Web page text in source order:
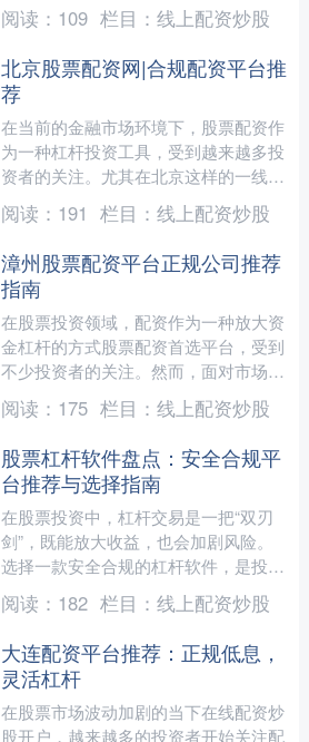
规渠道至关重要。本文将为您解析杠杆
股票交易平台的核心要点，....
阅读： 109 栏目： 线上配资炒股
北京股票配资网|合规配资平台推
荐
在当前的金融市场环境下，股票配资作
为一种杠杆投资工具，受到越来越多投
资者的关注。尤其在北京这样的一线城
市，投资者对资金效率的要求更高，合
规、安全、透明的配资平台....
阅读： 191 栏目： 线上配资炒股
漳州股票配资平台正规公司推荐
指南
在股票投资领域，配资作为一种放大资
金杠杆的方式股票配资首选平台，受到
不少投资者的关注。然而，面对市场上
众多的配资平台，如何选择一家正规、
安全的公司，成为漳州投资....
阅读： 175 栏目： 线上配资炒股
股票杠杆软件盘点：安全合规平
台推荐与选择指南
在股票投资中，杠杆交易是一把“双刃
剑”，既能放大收益，也会加剧风险。
选择一款安全合规的杠杆软件，是投资
者控制风险、稳健操作的第一步。本文
将为您盘点当前市场情况股....
阅读： 182 栏目： 线上配资炒股
大连配资平台推荐：正规低息，
灵活杠杆
在股票市场波动加剧的当下在线配资炒
股开户，越来越多的投资者开始关注配